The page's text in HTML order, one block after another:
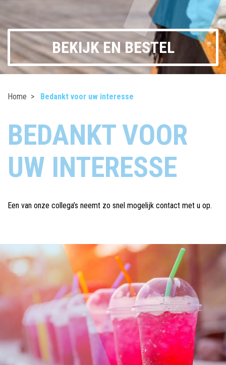
BEKIJK EN BESTEL
Home Bedankt voor uw interesse
BEDANKT VOOR
UW INTERESSE
Een van onze collega’s neemt zo snel mogelijk contact met u op.